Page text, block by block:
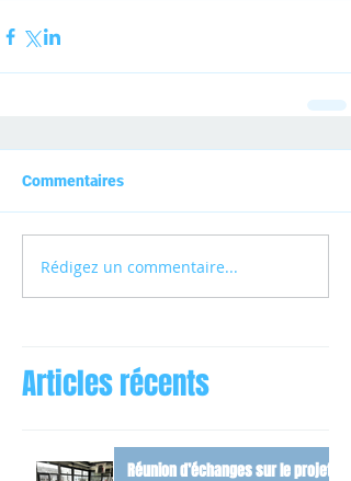
Commentaires
Rédigez un commentaire...
Articles récents
Réunion d’échanges sur le projet